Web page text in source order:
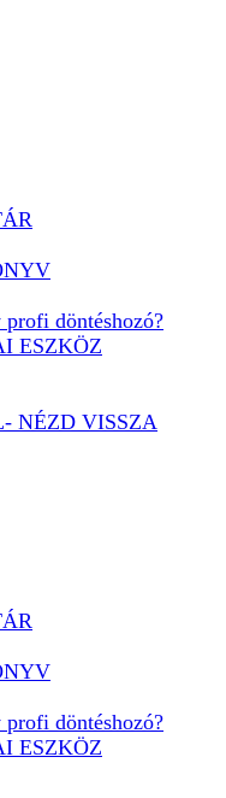
döntéshozó?
ESZKÖZ
NÉZD VISSZA
döntéshozó?
ESZKÖZ